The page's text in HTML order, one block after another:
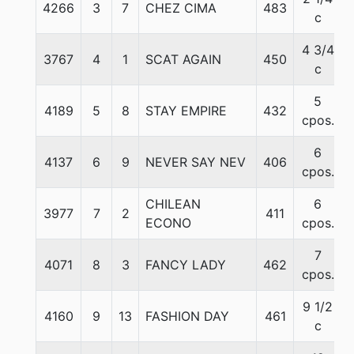
4266 3 7 CHEZ CIMA 483
c
3767 4 1 SCAT AGAIN 450
4 3/4
c
4189 5 8 STAY EMPIRE 432
5
cpos.
4137 6 9 NEVER SAY NEV 406
6
cpos.
3977 7 2
CHILEAN
ECONO
411
6
cpos.
4071 8 3 FANCY LADY 462
7
cpos.
4160 9 13 FASHION DAY 461
9 1/2
c